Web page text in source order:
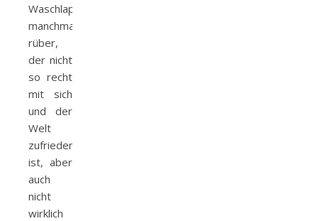
Waschlappen
manchmal
rüber,
der nicht
so recht
mit sich
und der
Welt
zufrieden
ist, aber
auch
nicht
wirklich